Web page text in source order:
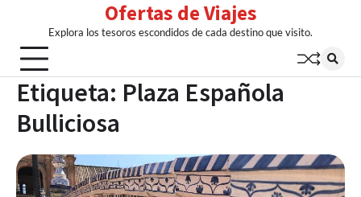
content
Ofertas de Viajes
Explora los tesoros escondidos de cada destino que visito.
Etiqueta: Plaza Española
Bulliciosa